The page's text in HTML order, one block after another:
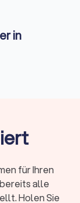
in
die Planung
Fachleute um
für Ihren
alle
Holen Sie